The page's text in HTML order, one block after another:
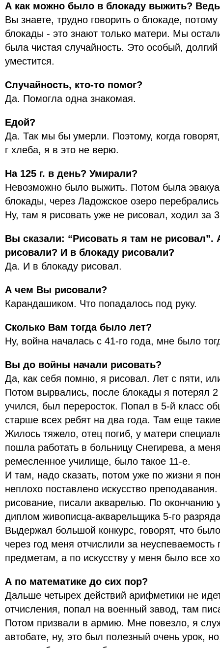
А как можно было в блокаду выжить?
Вы знаете, трудно говорить о блокаде,
блокады - это знают только матери. Мы
была чистая случайность. Это особый, долгий
уместится.
Случайность, кто-то помог?
Да. Помогла одна знакомая.
Едой?
Да. Так мы бы умерли. Поэтому, когда
г хлеба, я в это не верю.
На 125 г. в день? Умирали?
Невозможно было выжить. Потом была
блокады, через Ладожское озеро
Ну, там я рисовать уже не рисовал, ходил за
Вы сказали: “Рисовать я там не
рисовали? И в блокаду рисовали?
Да. И в блокаду рисовал.
А чем Вы рисовали?
Карандашиком. Что попадалось под руку.
Сколько Вам тогда было лет?
Ну, война началась с 41-го года, мне было
Вы до войны начали рисовать?
Да, как себя помню, я рисовал. Лет с пяти,
Потом вырвались, после блокады я потерял
учился, был переросток. Попал в 5-й класс
старше всех ребят на два года. Там еще
Жилось тяжело, отец погиб, у матери
пошла работать в больницу Снегирева, а
ремесленное училище, было такое 11-е.
И там, надо сказать, потом уже по жизни я
неплохо поставлено искусство
рисование, писали акварелью. По окончанию
диплом живописца-акварельщика 5-го
Выдержал большой конкурс, говорят, что
через год меня отчислили за
предметам, а по искусству у меня было все
А по математике до сих пор?
Дальше четырех действий арифметики не
отчисления, попал на военный завод, там
Потом призвали в армию. Мне повезло, я
автобате, ну, это был полезный очень урок,